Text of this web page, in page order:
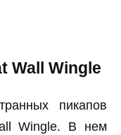
Wall Wingle
пикапов
Wingle. В нем